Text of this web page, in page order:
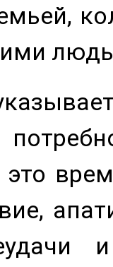
это